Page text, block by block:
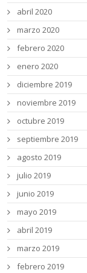
abril 2020
marzo 2020
febrero 2020
enero 2020
diciembre 2019
noviembre 2019
octubre 2019
septiembre 2019
agosto 2019
julio 2019
junio 2019
mayo 2019
abril 2019
marzo 2019
febrero 2019